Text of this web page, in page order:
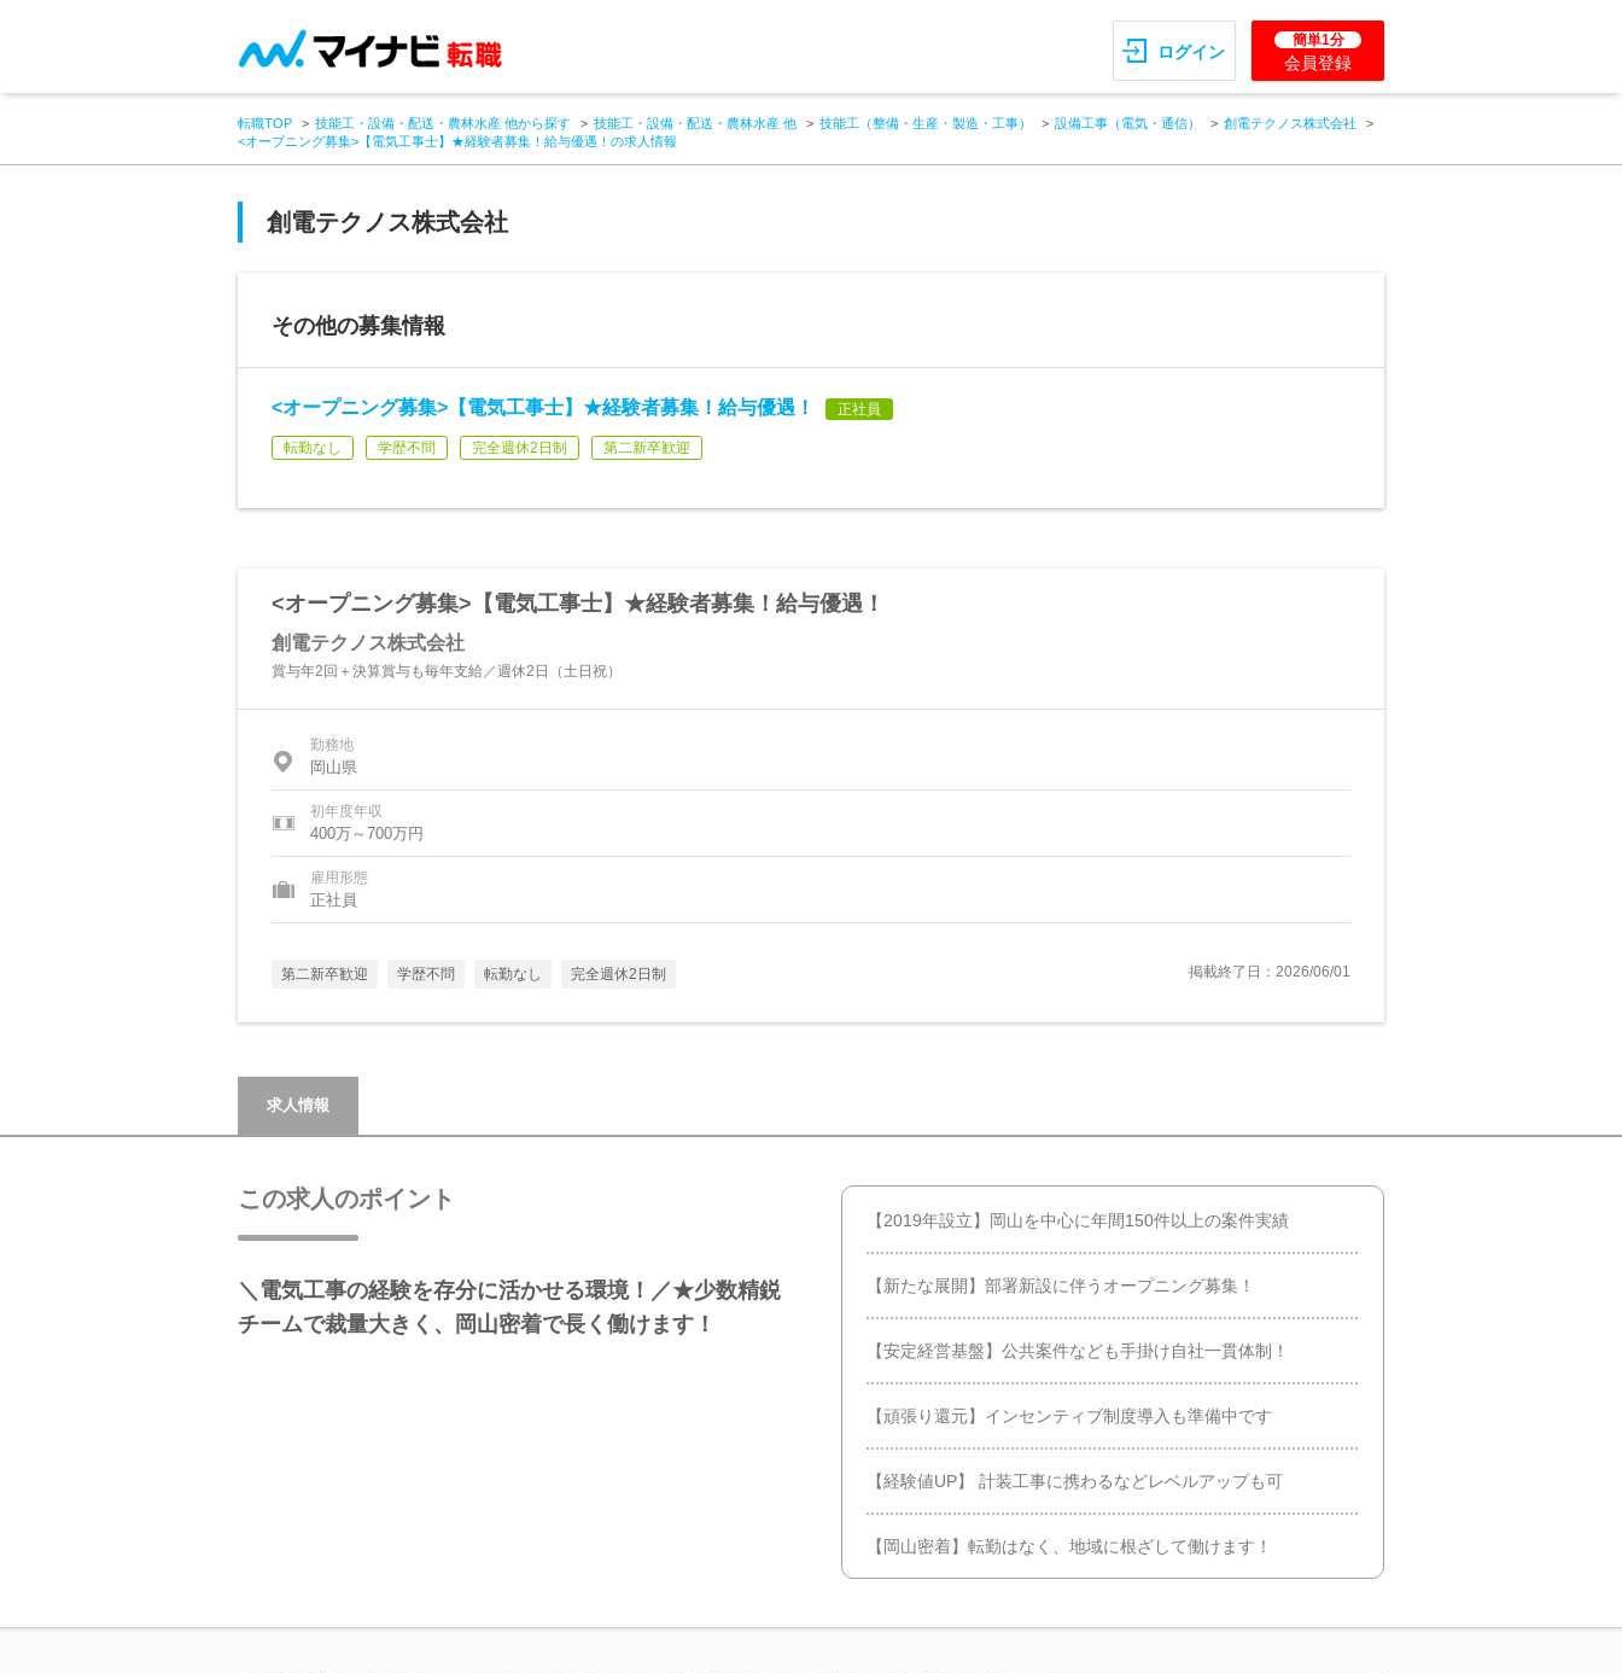
ログイン
簡単1分
会員登録
転職TOP 技能工・設備・配送・農林水産 他から探す 技能工・設備・配送・農林水産 他 技能工（整備・生産・製造・工事） 設備工事（電気・通信）
創電テクノス株式会社
<オープニング募集>【電気工事士】★経験者募集！給与優遇！の求人情報
創電テクノス株式会社
その他の募集情報
<オープニング募集>【電気工事士】★経験者募集！給与優遇！ 正社員
転勤なし 学歴不問 完全週休2日制 第二新卒歓迎
<オープニング募集>【電気工事士】★経験者募集！給与優遇！
創電テクノス株式会社
賞与年2回＋決算賞与も毎年支給／週休2日（土日祝）
勤務地
岡山県
初年度年収
400万～700万円
雇用形態
正社員
第二新卒歓迎 学歴不問 転勤なし 完全週休2日制 掲載終了日：2026/06/01
求人情報
この求人のポイント
＼電気工事の経験を存分に活かせる環境！／★少数精鋭
チームで裁量大きく、岡山密着で長く働けます！
【2019年設立】岡山を中心に年間150件以上の案件実績
【新たな展開】部署新設に伴うオープニング募集！
【安定経営基盤】公共案件なども手掛け自社一貫体制！
【頑張り還元】インセンティブ制度導入も準備中です
【経験値UP】 計装工事に携わるなどレベルアップも可
【岡山密着】転勤はなく、地域に根ざして働けます！